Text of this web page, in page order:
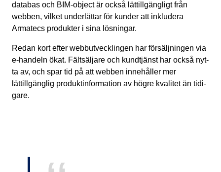
databas och BIM-object är också lättillgängligt från
webben, vilket un­der­lät­tar för kunder att inkludera
Armatecs produkter i sina lösningar.
Redan kort efter webbutvecklingen har försäljningen via
e-handeln ökat. Fältsäljare och kundtjänst har också nyt­­
ta av, och spar tid på att webben innehåller mer
lättillgänglig produktinformation av högre kvalitet än tidi­
ga­re.